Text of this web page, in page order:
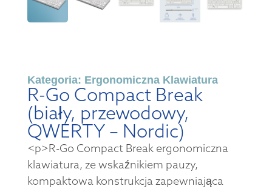
Kategoria: Ergonomiczna Klawiatura
R-Go Compact Break
(biały, przewodowy,
QWERTY – Nordic)
<p>R-Go Compact Break ergonomiczna
klawiatura, ze wskaźnikiem pauzy,
kompaktowa konstrukcja zapewniająca